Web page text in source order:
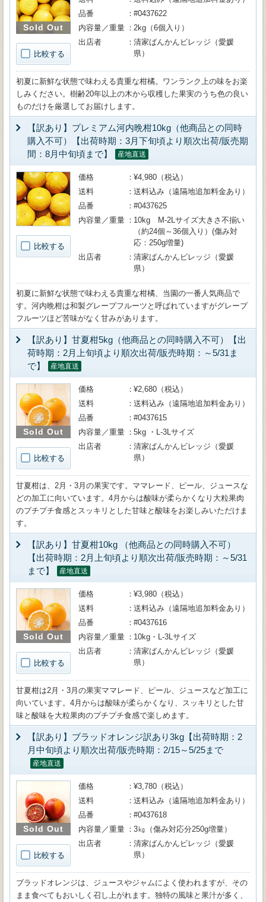
Sold Out
比較する
品番
#0437622
内容量／重量
2kg（6個入り）
出店者
清家ばんかんビレッジ（愛媛
県）
初夏に新鮮な状態で味わえる貴重な柑橘。ワンランク上の味をお楽
しみください。樹齢20年以上の木から収穫した果実のうち色の良い
ものだけを厳選してお届けします。
【訳あり】プレミアム河内晩柑10kg（他商品との同時
購入不可）【出荷時期：3月下旬頃より順次出荷/販売期
間：8月中旬頃まで】
産地直送
比較する
価格
¥4,980（税込）
送料
送料込み（遠隔地追加料金あり）
品番
#0437625
内容量／重量
10kg M-2Lサイズ大きさ不揃い
（約24個～36個入り）(傷み対
応：250g増量)
出店者
清家ばんかんビレッジ（愛媛
県）
初夏に新鮮な状態で味わえる貴重な柑橘、当園の一番人気商品で
す。河内晩柑は和製グレープフルーツと呼ばれていますがグレープ
フルーツほど苦味がなく甘みがあります。
【訳あり】甘夏柑5kg（他商品との同時購入不可）【出
荷時期：2月上旬頃より順次出荷/販売時期：～5/31ま
で】
産地直送
Sold Out
比較する
価格
¥2,680（税込）
送料
送料込み（遠隔地追加料金あり）
品番
#0437615
内容量／重量
5kg ・L-3Lサイズ
出店者
清家ばんかんビレッジ（愛媛
県）
甘夏柑は、2月・3月の果実です。ママレード、ピール、ジュースな
どの加工に向いています。4月からは酸味が柔らかくなり大粒果肉
のプチプチ食感とスッキリとした甘味と酸味をお楽しみいただけま
す。
【訳あり】甘夏柑10kg （他商品との同時購入不可）
【出荷時期：2月上旬頃より順次出荷/販売時期：～5/31
まで】
産地直送
Sold Out
比較する
価格
¥3,980（税込）
送料
送料込み（遠隔地追加料金あり）
品番
#0437616
内容量／重量
10kg・L-3Lサイズ
出店者
清家ばんかんビレッジ（愛媛
県）
甘夏柑は2月・3月の果実ママレード、ピール、ジュースなど加工に
向いています。4月からは酸味が柔らかくなり、スッキリとした甘
味と酸味を大粒果肉のプチプチ食感で楽しめます。
【訳あり】ブラッドオレンジ訳あり3kg【出荷時期：2
月中旬頃より順次出荷/販売時期：2/15～5/25まで
産地直送
Sold Out
比較する
価格
¥3,780（税込）
送料
送料込み（遠隔地追加料金あり）
品番
#0437618
内容量／重量
3㎏（傷み対応分250g増量）
出店者
清家ばんかんビレッジ（愛媛
県）
ブラッドオレンジは、ジュースやジャムによく使われますが、その
まま食べてもおいしく召し上がれます。独特の風味と果汁が多く、